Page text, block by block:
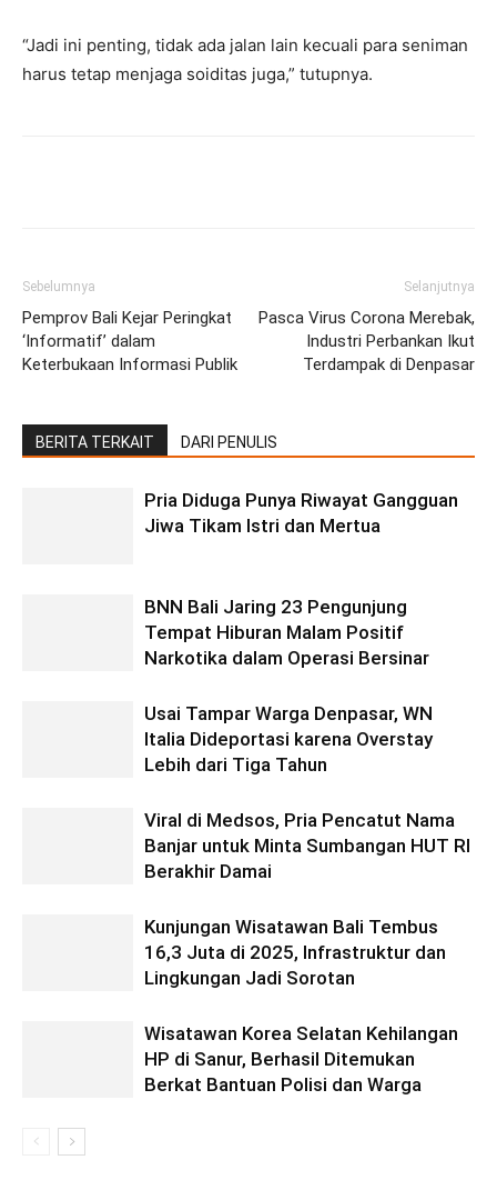
“Jadi ini penting, tidak ada jalan lain kecuali para seniman
harus tetap menjaga soiditas juga,” tutupnya.
Sebelumnya
Pemprov Bali Kejar Peringkat
‘Informatif’ dalam
Keterbukaan Informasi Publik
Selanjutnya
Pasca Virus Corona Merebak,
Industri Perbankan Ikut
Terdampak di Denpasar
BERITA TERKAIT DARI PENULIS
Pria Diduga Punya Riwayat Gangguan
Jiwa Tikam Istri dan Mertua
BNN Bali Jaring 23 Pengunjung
Tempat Hiburan Malam Positif
Narkotika dalam Operasi Bersinar
Usai Tampar Warga Denpasar, WN
Italia Dideportasi karena Overstay
Lebih dari Tiga Tahun
Viral di Medsos, Pria Pencatut Nama
Banjar untuk Minta Sumbangan HUT RI
Berakhir Damai
Kunjungan Wisatawan Bali Tembus
16,3 Juta di 2025, Infrastruktur dan
Lingkungan Jadi Sorotan
Wisatawan Korea Selatan Kehilangan
HP di Sanur, Berhasil Ditemukan
Berkat Bantuan Polisi dan Warga